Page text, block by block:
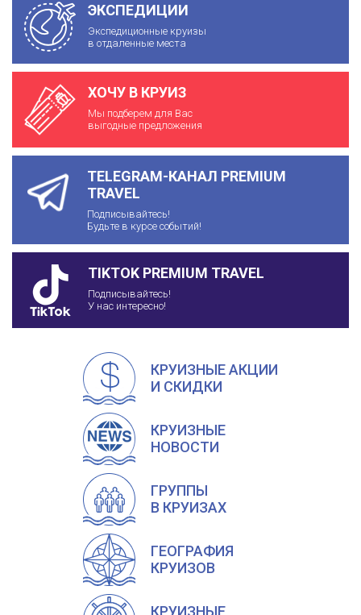
ЭКСПЕДИЦИИ
Экспедиционные круизы
в отдаленные места
ХОЧУ В КРУИЗ
Мы подберем для Вас
выгодные предложения
TELEGRAM-КАНАЛ PREMIUM
TRAVEL
Подписывайтесь!
Будьте в курсе событий!
TIKTOK PREMIUM TRAVEL
Подписывайтесь!
У нас интересно!
КРУИЗНЫЕ АКЦИИ
И СКИДКИ
КРУИЗНЫЕ
НОВОСТИ
ГРУППЫ
В КРУИЗАХ
ГЕОГРАФИЯ
КРУИЗОВ